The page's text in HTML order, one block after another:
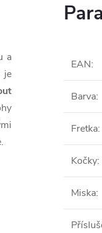
a
je
EAN:
Barva:
Fretka:
Kočky:
Miska: